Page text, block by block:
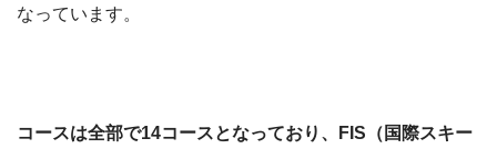
なっています。
コースは全部で14コースとなっており、FIS（国際スキー